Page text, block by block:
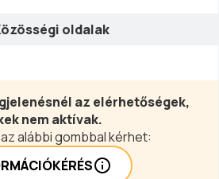
oldalak
az elérhetőségek,
nem aktívak.
alábbi gombbal kérhet: